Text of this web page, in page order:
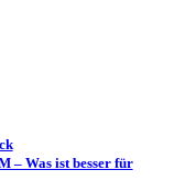
– Was ist besser für